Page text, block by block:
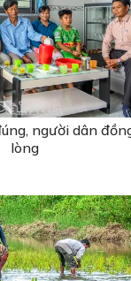
người dân
lòng